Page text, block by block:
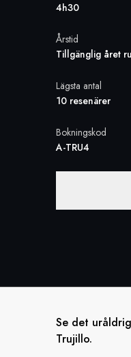
4h30
Årstid
Tillgänglig året
Lägsta antal
10 resenärer
Bokningskod
A-TRU4
Se det
Trujillo.